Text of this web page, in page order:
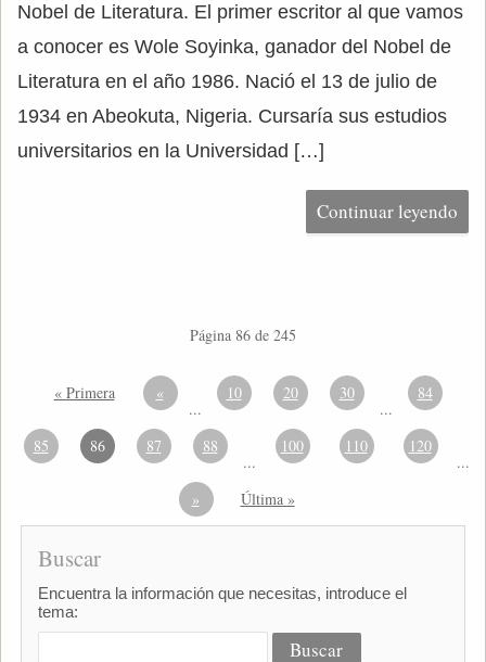
Nobel de Literatura. El primer escritor al que vamos
a conocer es Wole Soyinka, ganador del Nobel de
Literatura en el año 1986. Nació el 13 de julio de
1934 en Abeokuta, Nigeria. Cursaría sus estudios
universitarios en la Universidad […]
Continuar leyendo
Página 86 de 245
« Primera «
...
10 20 30
...
84
85 86 87 88
...
100 110 120
...
»
Última »
Buscar
Encuentra la información que necesitas, introduce el
tema: